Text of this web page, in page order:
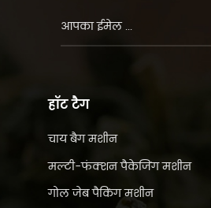
हॉट टैग
चाय बैग मशीन
मल्टी-फंक्शन पैकेजिंग मशीन
गोल जेब पैकिंग मशीन